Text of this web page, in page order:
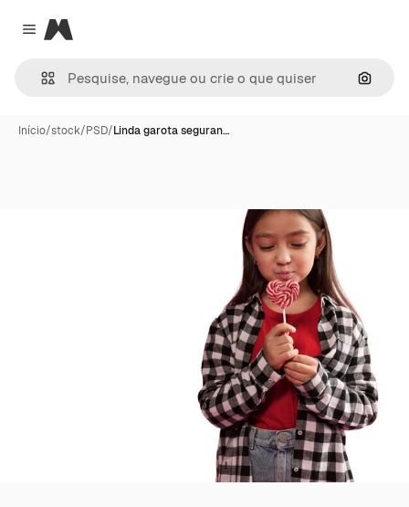
Close menu
Magnific
Início/stock/PSD/Linda garota seguran…